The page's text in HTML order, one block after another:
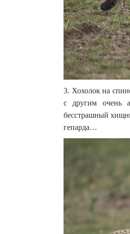
3. Хохолок на
с другим очень
бесстрашный
гепарда…